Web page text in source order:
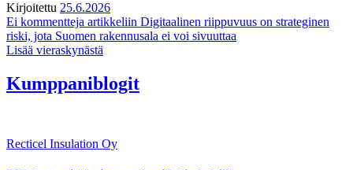
Kirjoitettu 25.6.2026
Ei kommentteja artikkeliin Digitaalinen riippuvuus on strateginen
riski, jota Suomen rakennusala ei voi sivuuttaa
Lisää vieraskynästä
Kumppaniblogit
Recticel Insulation Oy